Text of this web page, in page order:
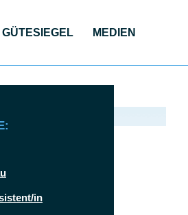
GÜTE­SIE­GEL MEDI­EN
in